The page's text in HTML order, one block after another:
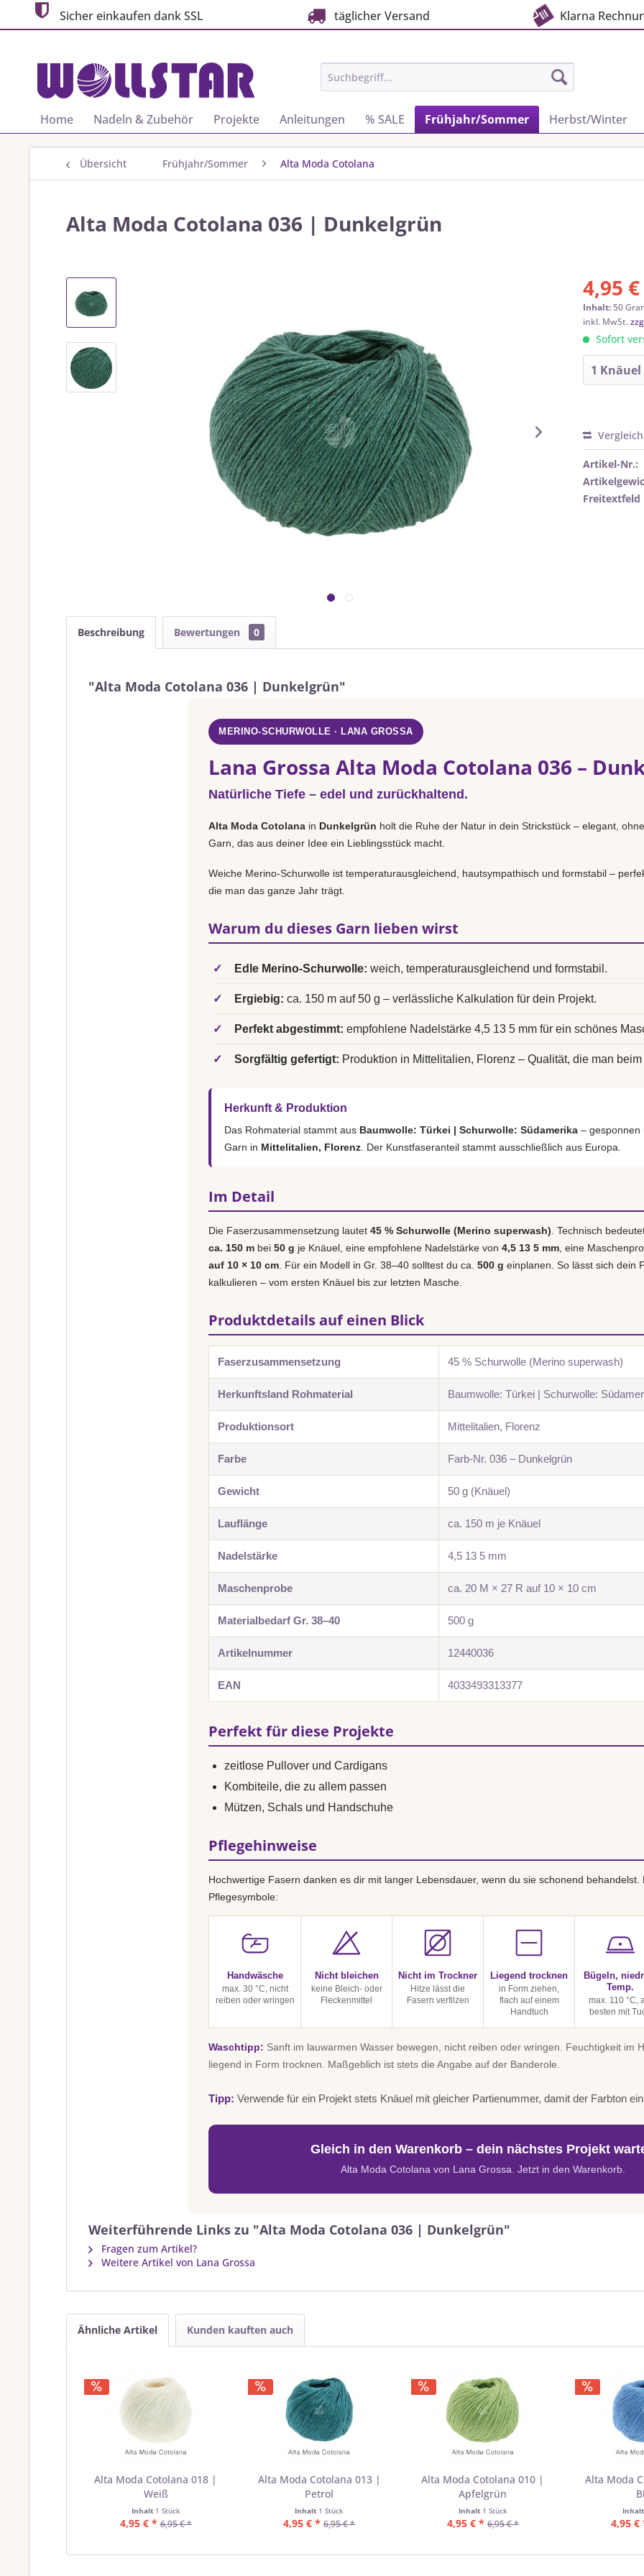
Sicher einkaufen dank SSL täglicher Versand Klarna
Home Nadeln & Zubehör Projekte Anleitungen % SALE Frühjahr/Sommer Herbst/Winter
Übersicht Frühjahr/Sommer Alta Moda Cotolana
Alta Moda Cotolana 036 | Dunkelgrün
4,95
Inhalt: 50
inkl. MwSt.
Sofort
Artikel-Nr.:
Freitextfeld
Beschreibung Bewertungen 0
"Alta Moda Cotolana 036 | Dunkelgrün"
MERINO-SCHURWOLLE · LANA GROSSA
Lana Grossa Alta Moda Cotolana 036 –
Natürliche Tiefe – edel und zurückhaltend.
Alta Moda Cotolana in Dunkelgrün holt die Ruhe der Natur in dein Strickstück – elegant,
Garn, das aus deiner Idee ein Lieblingsstück macht.
Weiche Merino-Schurwolle ist temperaturausgleichend, hautsympathisch und formstabil –
die man das ganze Jahr trägt.
Warum du dieses Garn lieben wirst
✓ Edle Merino-Schurwolle: weich, temperaturausgleichend und formstabil.
✓ Ergiebig: ca. 150 m auf 50 g – verlässliche Kalkulation für dein Projekt.
✓ Perfekt abgestimmt: empfohlene Nadelstärke 4,5 13 5 mm für ein schönes
✓ Sorgfältig gefertigt: Produktion in Mittelitalien, Florenz – Qualität, die man
Herkunft & Produktion
Das Rohmaterial stammt aus Baumwolle: Türkei | Schurwolle: Südamerika – gesponnen
Garn in Mittelitalien, Florenz . Der Kunstfaseranteil stammt ausschließlich aus Europa.
Im Detail
Die Faserzusammensetzung lautet 45 % Schurwolle (Merino superwash) . Technisch
ca. 150 m bei 50 g je Knäuel, eine empfohlene Nadelstärke von 4,5 13 5 mm , eine
auf 10 × 10 cm . Für ein Modell in Gr. 38–40 solltest du ca. 500 g einplanen. So lässt sich dein
kalkulieren – vom ersten Knäuel bis zur letzten Masche.
Produktdetails auf einen Blick
Faserzusammensetzung 45 % Schurwolle (Merino superwash)
Herkunftsland Rohmaterial Baumwolle: Türkei | Schurwolle:
Produktionsort Mittelitalien, Florenz
Farbe Farb-Nr. 036 – Dunkelgrün
Gewicht 50 g (Knäuel)
Lauflänge ca. 150 m je Knäuel
Nadelstärke 4,5 13 5 mm
Maschenprobe ca. 20 M × 27 R auf 10 × 10 cm
Materialbedarf Gr. 38–40 500 g
Artikelnummer 12440036
EAN 4033493313377
Perfekt für diese Projekte
zeitlose Pullover und Cardigans
Kombiteile, die zu allem passen
Mützen, Schals und Handschuhe
Pflegehinweise
Hochwertige Fasern danken es dir mit langer Lebensdauer, wenn du sie schonend
Pflegesymbole:
Handwäsche
max. 30 °C, nicht
reiben oder wringen
Nicht bleichen
keine Bleich- oder
Fleckenmittel
Nicht im Trockner
Hitze lässt die
Fasern verfilzen
Liegend trocknen
in Form ziehen,
flach auf einem
Handtuch
Bügeln,
Temp.
max. 110 °C,
besten mit
Waschtipp: Sanft im lauwarmen Wasser bewegen, nicht reiben oder wringen. Feuchtigkeit im
liegend in Form trocknen. Maßgeblich ist stets die Angabe auf der Banderole.
Tipp: Verwende für ein Projekt stets Knäuel mit gleicher Partienummer, damit der Farbton
Gleich in den Warenkorb – dein nächstes Projekt
Alta Moda Cotolana von Lana Grossa. Jetzt in den Warenkorb.
Weiterführende Links zu "Alta Moda Cotolana 036 | Dunkelgrün"
Fragen zum Artikel?
Weitere Artikel von Lana Grossa
Ähnliche Artikel Kunden kauften auch
Alta Moda Cotolana 018 |
Weiß
Inhalt 1 Stück
4,95 € * 6,95 € *
Alta Moda Cotolana 013 |
Petrol
Inhalt 1 Stück
4,95 € * 6,95 € *
Alta Moda Cotolana 010 |
Apfelgrün
Inhalt 1 Stück
4,95 € * 6,95 € *
Alta Moda
4,95 €